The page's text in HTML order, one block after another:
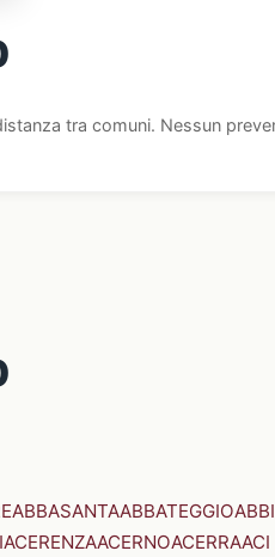
tra comuni. Nessun
ABBASANTAABBATEGGIO
ACERENZAACERNOACERRAACI